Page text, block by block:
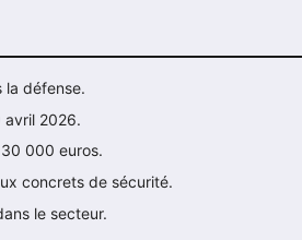
la défense.
avril 2026.
000 euros.
concrets de sécurité.
le secteur.